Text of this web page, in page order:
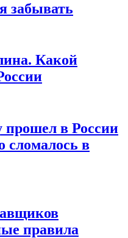
забывать
Какой
прошел в России
сломалось в
правила